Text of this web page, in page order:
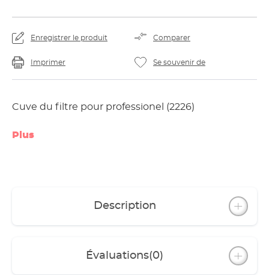
Enregistrer le produit Comparer
Imprimer Se souvenir de
Cuve du filtre pour professionel (2226)
Plus
Description
Évaluations(0)